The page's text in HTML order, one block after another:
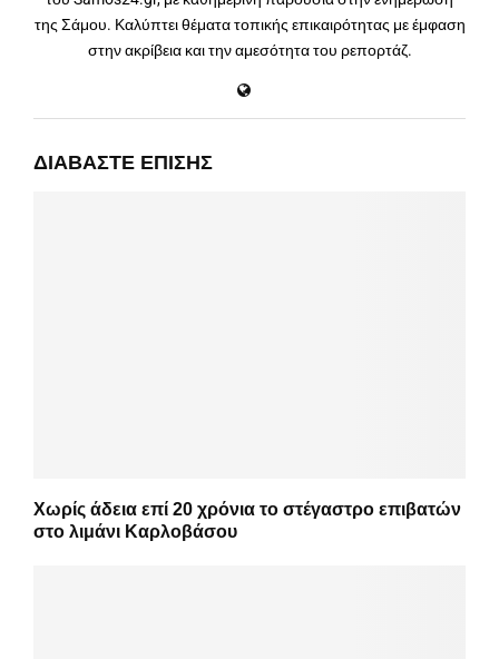
της Σάμου. Καλύπτει θέματα τοπικής επικαιρότητας με έμφαση
στην ακρίβεια και την αμεσότητα του ρεπορτάζ.
ΔΙΑΒΆΣΤΕ ΕΠΊΣΗΣ
Χωρίς άδεια επί 20 χρόνια το στέγαστρο επιβατών
στο λιμάνι Καρλοβάσου